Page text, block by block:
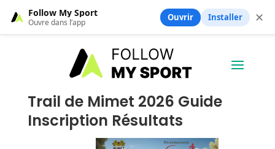
Trail de Mimet 2026 Guide
Inscription Résultats
Follow My Sport
Ouvre dans l’app Ouvrir Installer ✕